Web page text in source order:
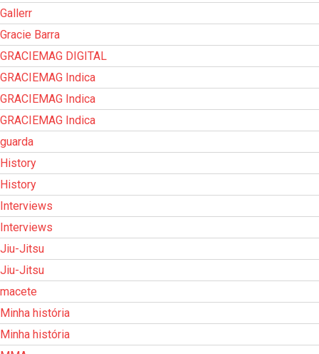
Gallerr
Gracie Barra
GRACIEMAG DIGITAL
GRACIEMAG Indica
GRACIEMAG Indica
GRACIEMAG Indica
guarda
History
History
Interviews
Interviews
Jiu-Jitsu
Jiu-Jitsu
macete
Minha história
Minha história